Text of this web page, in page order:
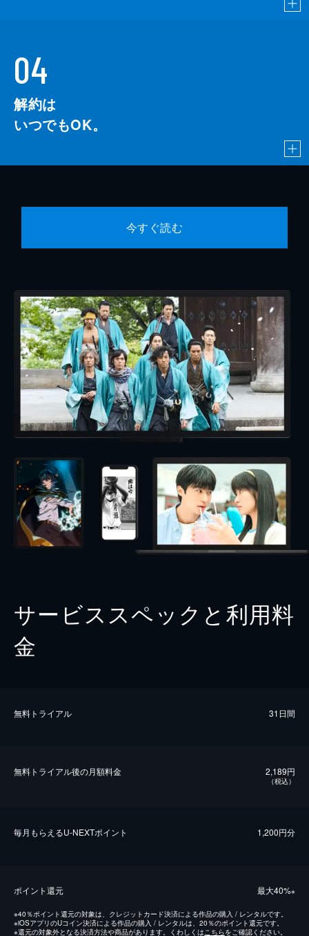
04
解約は
いつでもOK。
今すぐ読む
サービススペックと利用料
金
無料トライアル 31日間
無料トライアル後の⽉額料金 2,189円
（税込）
毎⽉もらえるU-NEXTポイント 1,200円分
ポイント還元 最⼤40%※
※40％ポイント還元の対象は、クレジットカード決済による作品の購入 / レンタルです。
※iOSアプリのUコイン決済による作品の購入 / レンタルは、20％のポイント還元です。
※還元の対象外となる決済方法や商品があります。くわしくはこちらをご確認ください。